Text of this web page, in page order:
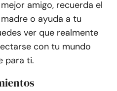
amigo, recuerda el
o ayuda a tu
ver que realmente
con tu mundo
para ti.